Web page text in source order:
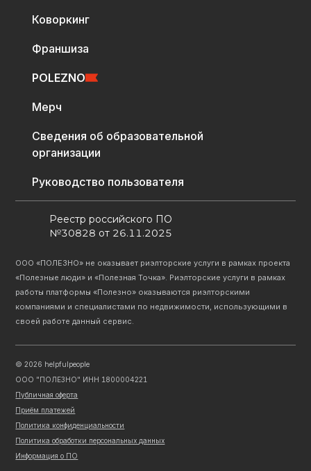
Коворкинг
Франшиза
POLEZNO
Мерч
Сведения об образовательной
организации
Руководство пользователя
Реестр российского ПО
№30828 от 26.11.2025
ООО «ПОЛЕЗНО» не оказывает риэлторские услуги в рамках проекта
«Полезные люди» и «Полезная Точка». Риэлторские услуги в рамках
работы платформы «Полезно» оказываются риэлторскими
компаниями и специалистами по недвижимости, использующими в
своей работе данный сервис.
©2026 helpfulpeople
ООО "ПОЛЕЗНО" ИНН 1800004221
Публичная оферта
Приём платежей
Политика конфиденциальности
Политика обработки персональных данных
Информация о ПО